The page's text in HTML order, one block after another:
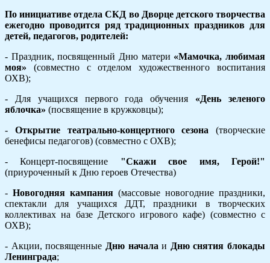
По инициативе отдела СКД во Дворце детского творчества
ежегодно проводится ряд традиционных праздников для
детей, педагогов, родителей:
- Праздник, посвященный Дню матери «Мамочка, любимая
моя» (совместно с отделом художественного воспитания
ОХВ);
- Для учащихся первого года обучения «День зеленого
яблочка» (посвящение в кружковцы);
- Открытие театрально-концертного сезона (творческие
бенефисы педагогов) (совместно с ОХВ);
- Концерт-посвящение "Скажи свое имя, Герой!"
(приуроченный к Дню героев Отечества)
- Новогодняя кампания (массовые новогодние праздники,
спектакли для учащихся ДДТ, праздники в творческих
коллективах на базе Детского игрового кафе) (совместно с
ОХВ);
- Акции, посвященные Дню началаи Дню снятия блокады
Ленинграда;